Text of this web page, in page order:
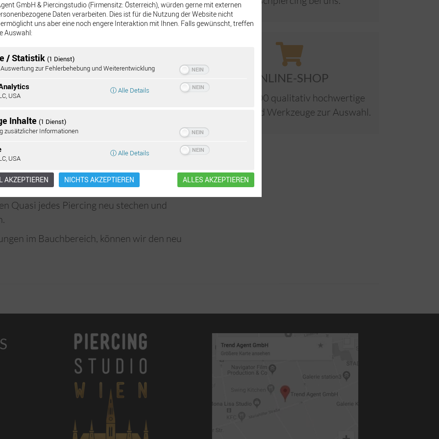
Immer mehr „privat Piercer“ bieten
verstochenen Percings zu uns oder welchen
Piercings können wir reparieren oder besser
gar nicht mehr was hier einmal passiert
Quasi jedes Piercing neu stechen und
im Bauchbereich, können wir den neu
ONLINE-SHOP
Über 40.000 qualitativ hochwertige
Piercings und Werkzeuge zur Auswahl.
GmbH & Piercingstudio (Firmensitz: Österreich), würden gerne mit externen
Daten verarbeiten. Dies ist für die Nutzung der Website nicht
uns aber eine noch engere Interaktion mit Ihnen. Falls gewünscht, treffen
Auswahl:
/ Statistik (1 Dienst)
zur Fehlerbehebung und Weiterentwicklung
USA
ⓘ Alle Details
Inhalte (1 Dienst)
zusätzlicher Informationen
USA
ⓘ Alle Details
AKZEPTIEREN NICHTS AKZEPTIEREN ALLES AKZEPTIEREN